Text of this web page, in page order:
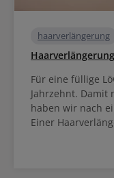
haarverlängerung
Für eine füllige
Jahrzehnt. Damit
haben wir nach
Einer